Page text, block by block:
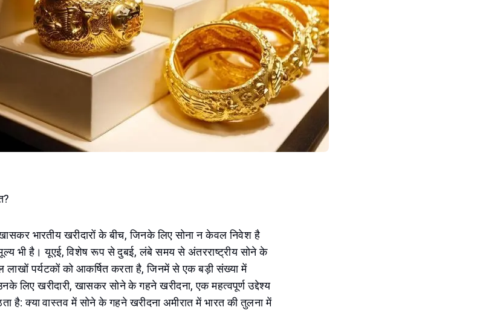
भारतीय खरीदारों के बीच, जिनके लिए सोना न केवल निवेश है
भी है। यूएई, विशेष रूप से दुबई, लंबे समय से अंतरराष्ट्रीय सोने के
लाखों पर्यटकों को आकर्षित करता है, जिनमें से एक बड़ी संख्या में
लिए खरीदारी, खासकर सोने के गहने खरीदना, एक महत्वपूर्ण उद्देश्य
है: क्या वास्तव में सोने के गहने खरीदना अमीरात में भारत की तुलना में